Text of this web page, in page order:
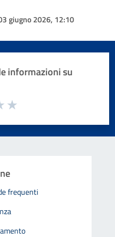
giugno 2026, 12:10
informazioni su
frequenti